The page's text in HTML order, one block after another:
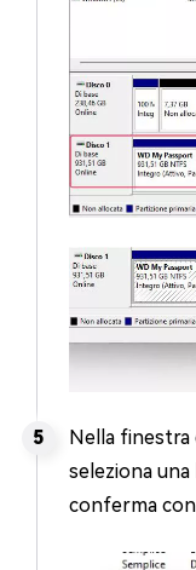
Nella finestra
seleziona
conferma con